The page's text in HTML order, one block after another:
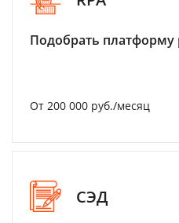
Подобрать платформу
От 200 000 руб./месяц
СЭД